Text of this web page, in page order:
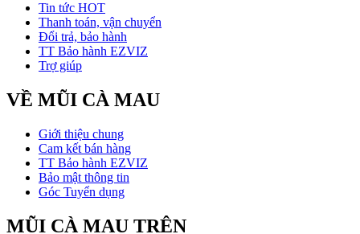
Tin tức HOT
Thanh toán, vận chuyển
Đổi trả, bảo hành
TT Bảo hành EZVIZ
Trợ giúp
VỀ MŨI CÀ MAU
Giới thiệu chung
Cam kết bán hàng
TT Bảo hành EZVIZ
Bảo mật thông tin
Góc Tuyển dụng
MŨI CÀ MAU TRÊN